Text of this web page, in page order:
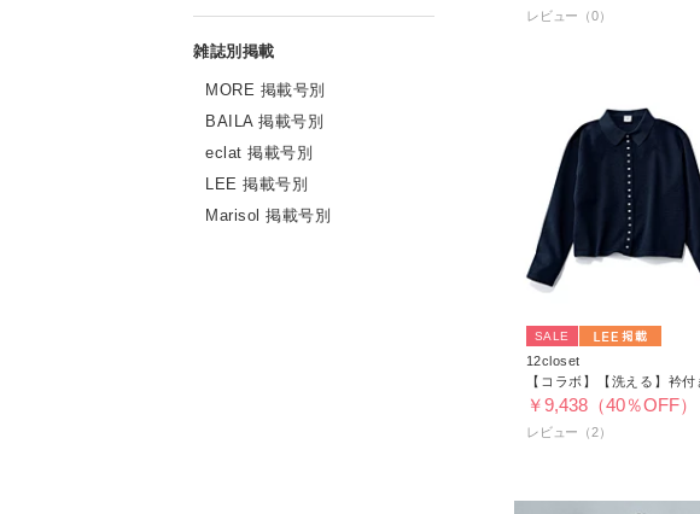
MORE 掲載号別
BAILA 掲載号別
eclat 掲載号別
LEE 掲載号別
Marisol 掲載号別
SALE
12closet
￥9,438（40％OFF）
レビュー（2）